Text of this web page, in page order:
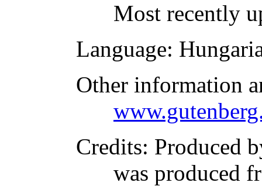
Most recently
Language:
Other information
Credits: Produced
was produced